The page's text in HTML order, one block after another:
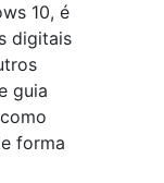
10, é
digitais
guia
forma